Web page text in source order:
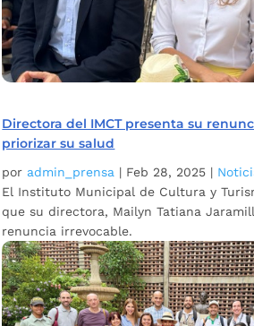
Directora del IMCT presenta su
priorizar su salud
por admin_prensa | Feb 28, 2025 |
El Instituto Municipal de Cultura y
que su directora, Mailyn Tatiana
renuncia irrevocable.